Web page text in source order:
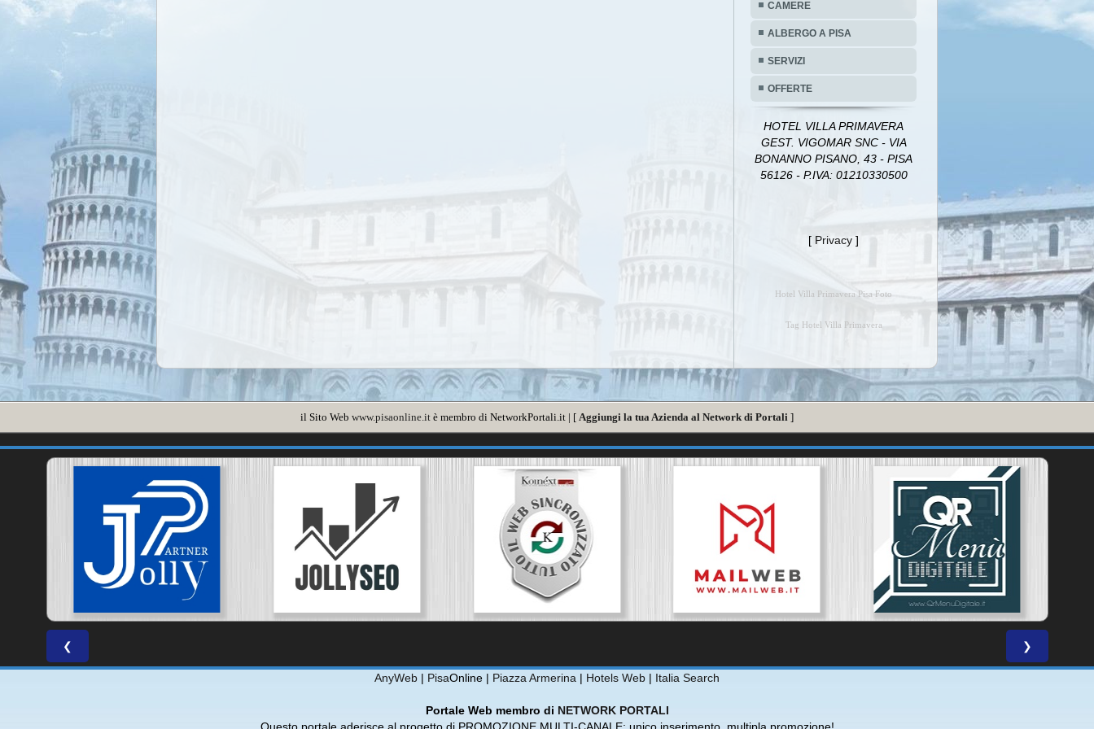
CAMERE
ALBERGO A PISA
SERVIZI
OFFERTE
HOTEL VILLA PRIMAVERA
GEST. VIGOMAR SNC - VIA
BONANNO PISANO, 43 - PISA
56126 - P.IVA: 01210330500
[ Privacy ]
Hotel Villa Primavera Pisa Foto
Tag Hotel Villa Primavera
il Sito Web www.pisaonline.it è membro di NetworkPortali.it | [ Aggiungi la tua Azienda al Network di Portali ]
❮ ❯
AnyWeb | PisaOnline | Piazza Armerina | Hotels Web | Italia Search
Portale Web membro di NETWORK PORTALI